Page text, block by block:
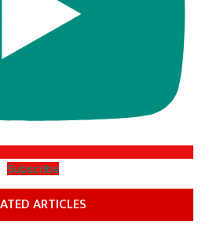
Subscribe
ARTICLES